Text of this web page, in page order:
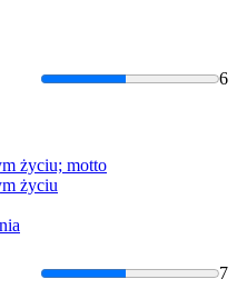
6
życiu; motto
życiu
7